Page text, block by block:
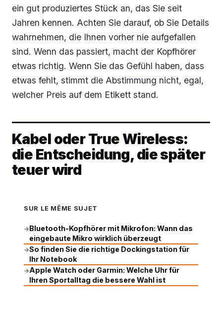
ein gut produziertes Stück an, das Sie seit
Jahren kennen. Achten Sie darauf, ob Sie Details
wahrnehmen, die Ihnen vorher nie aufgefallen
sind. Wenn das passiert, macht der Kopfhörer
etwas richtig. Wenn Sie das Gefühl haben, dass
etwas fehlt, stimmt die Abstimmung nicht, egal,
welcher Preis auf dem Etikett stand.
Kabel oder True Wireless:
die Entscheidung, die später
teuer wird
SUR LE MÊME SUJET
→Bluetooth-Kopfhörer mit Mikrofon: Wann das
eingebaute Mikro wirklich überzeugt
→So finden Sie die richtige Dockingstation für
Ihr Notebook
→Apple Watch oder Garmin: Welche Uhr für
Ihren Sportalltag die bessere Wahl ist